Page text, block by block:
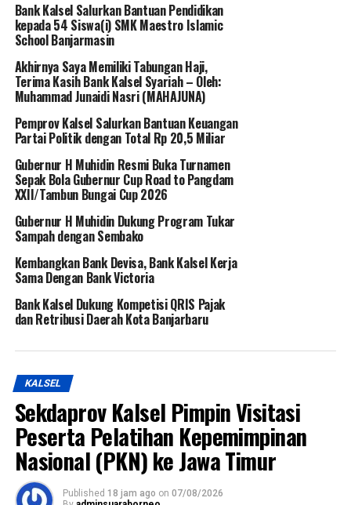
Bank Kalsel Salurkan Bantuan Pendidikan
kepada 54 Siswa(i) SMK Maestro Islamic
School Banjarmasin
Akhirnya Saya Memiliki Tabungan Haji,
Terima Kasih Bank Kalsel Syariah – Oleh:
Muhammad Junaidi Nasri (MAHAJUNA)
Pemprov Kalsel Salurkan Bantuan Keuangan
Partai Politik dengan Total Rp 20,5 Miliar
Gubernur H Muhidin Resmi Buka Turnamen
Sepak Bola Gubernur Cup Road to Pangdam
XXII/Tambun Bungai Cup 2026
Gubernur H Muhidin Dukung Program Tukar
Sampah dengan Sembako
Kembangkan Bank Devisa, Bank Kalsel Kerja
Sama Dengan Bank Victoria
Bank Kalsel Dukung Kompetisi QRIS Pajak
dan Retribusi Daerah Kota Banjarbaru
KALSEL
Sekdaprov Kalsel Pimpin Visitasi
Peserta Pelatihan Kepemimpinan
Nasional (PKN) ke Jawa Timur
Published 18 jam ago on 07/08/2026